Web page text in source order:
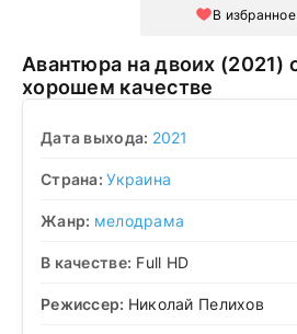
В избранное
Авантюра на двоих (2021) смотреть в
хорошем качестве
Дата выхода: 2021
Страна:Украина
Жанр: мелодрама
В качестве: Full HD
Режиссер: Николай Пелихов